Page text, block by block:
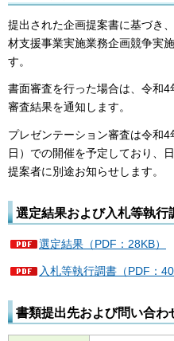
提出された企画提案書に基づき
材支援事業実施業務企画競争実
す。
書面審査を行った場合は、令和
審査結果を通知します。
プレゼンテーション審査は令和
日）での開催を予定しており、
提案者に別途お知らせします。
選定結果および入札等執行
選定結果（PDF：28KB）
入札等執行調書（PDF：
書類提出先および問い合わ